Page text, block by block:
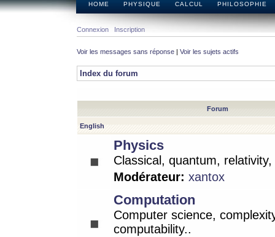
HOME PHYSIQUE CALCUL PHILOSOPHIE
Connexion Inscription
Voir les messages sans réponse | Voir les sujets actifs
Index du forum
Forum
English
Physics
Classical, quantum,
Modérateur: xantox
Computation
Computer science,
computability..